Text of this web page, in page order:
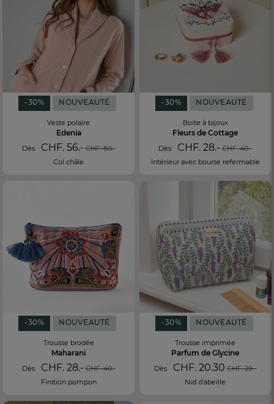
-30% NOUVEAUTÉ
Veste polaire
Edenia
Dès CHF. 56.- CHF. 80.-
Col châle
-30% NOUVEAUTÉ
Boite à bijoux
Fleurs de Cottage
Dès CHF. 28.- CHF. 40.-
Intérieur avec bourse refermable
-30% NOUVEAUTÉ
Trousse brodée
Maharani
Dès CHF. 28.- CHF. 40.-
Finition pompon
-30% NOUVEAUTÉ
Trousse imprimée
Parfum de Glycine
Dès CHF. 20.30 CHF. 29.-
Nid d'abeille